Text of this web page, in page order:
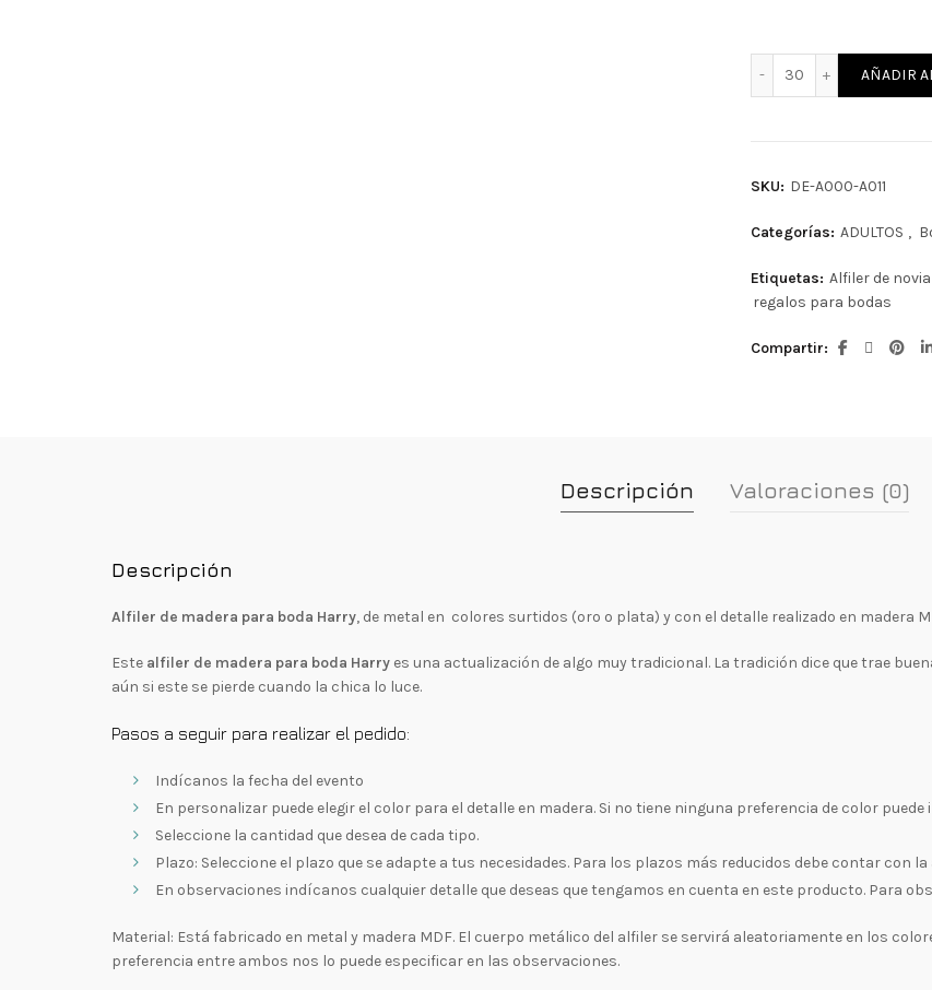
Alfiler de madera
AÑADIR
SKU: DE-A000-A011
Categorías: ADULTOS ,
Etiquetas: Alfiler de novia
regalos para bodas
Compartir
Descripción Valoraciones (0)
Descripción
Alfiler de madera para boda Harry, de metal en colores surtidos (oro o plata) y con el detalle realizado en madera
Este alfiler de madera para boda Harry es una actualización de algo muy tradicional. La tradición dice que trae
aún si este se pierde cuando la chica lo luce.
Pasos a seguir para realizar el pedido:
Indícanos la fecha del evento
En personalizar puede elegir el color para el detalle en madera. Si no tiene ninguna preferencia de color
Seleccione la cantidad que desea de cada tipo.
Plazo: Seleccione el plazo que se adapte a tus necesidades. Para los plazos más reducidos debe contar con
En observaciones indícanos cualquier detalle que deseas que tengamos en cuenta en este producto. Para
Material: Está fabricado en metal y madera MDF. El cuerpo metálico del alfiler se servirá aleatoriamente en los
preferencia entre ambos nos lo puede especificar en las observaciones.